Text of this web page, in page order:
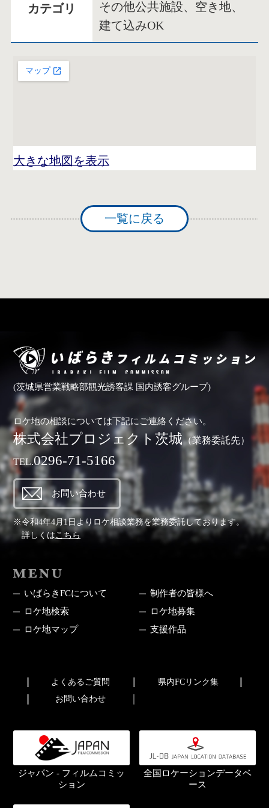
カテゴリ
その他公共施設、空き地、
建て込みOK
大きな地図を表示
一覧に戻る
(茨城県営業戦略部観光誘客課 国内誘客グループ)
ロケ地の相談については下記にご連絡ください。
株式会社プロジェクト茨城（業務委託先）
TEL.0296-71-5166
お問い合わせ
※令和4年4月1日よりロケ相談業務を業務委託しております。
詳しくはこちら
いばらきFCについて
制作者の皆様へ
ロケ地検索
ロケ地募集
ロケ地マップ
支援作品
よくあるご質問
県内FCリンク集
お問い合わせ
ジャパン - フィルムコミッ
ション
全国ロケーションデータベ
ース